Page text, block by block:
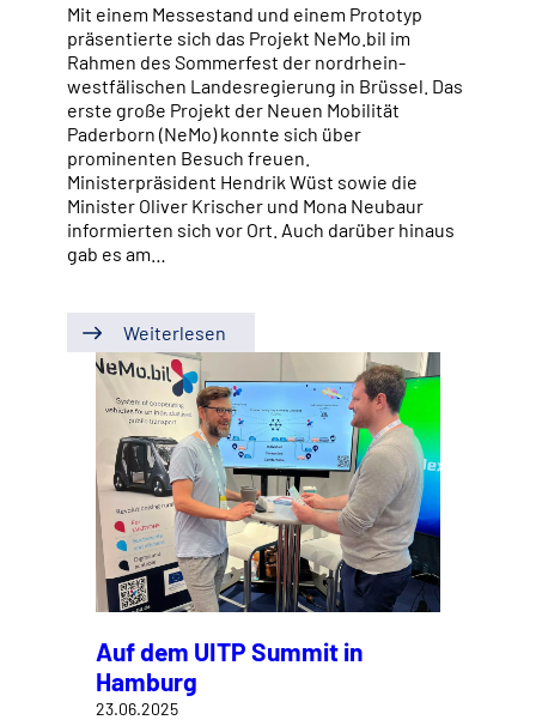
Mit einem Messestand und einem Prototyp
präsentierte sich das Projekt NeMo.bil im
Rahmen des Sommerfest der nordrhein-
westfälischen Landesregierung in Brüssel. Das
erste große Projekt der Neuen Mobilität
Paderborn (NeMo) konnte sich über
prominenten Besuch freuen.
Ministerpräsident Hendrik Wüst sowie die
Minister Oliver Krischer und Mona Neubaur
informierten sich vor Ort. Auch darüber hinaus
gab es am…
Weiterlesen
Auf dem UITP Summit in
Hamburg
23.06.2025